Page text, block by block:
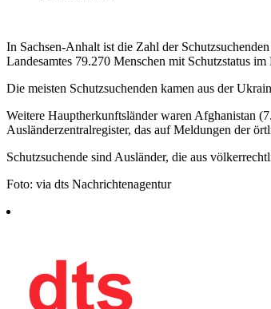
In Sachsen-Anhalt ist die Zahl der
Landesamtes 79.270 Menschen mit Schutzstatus
Die meisten Schutzsuchenden kamen aus der
Weitere Hauptherkunftsländer waren Afghanistan
Ausländerzentralregister, das auf Meldungen der
Schutzsuchende sind Ausländer, die aus
Foto: via dts Nachrichtenagentur